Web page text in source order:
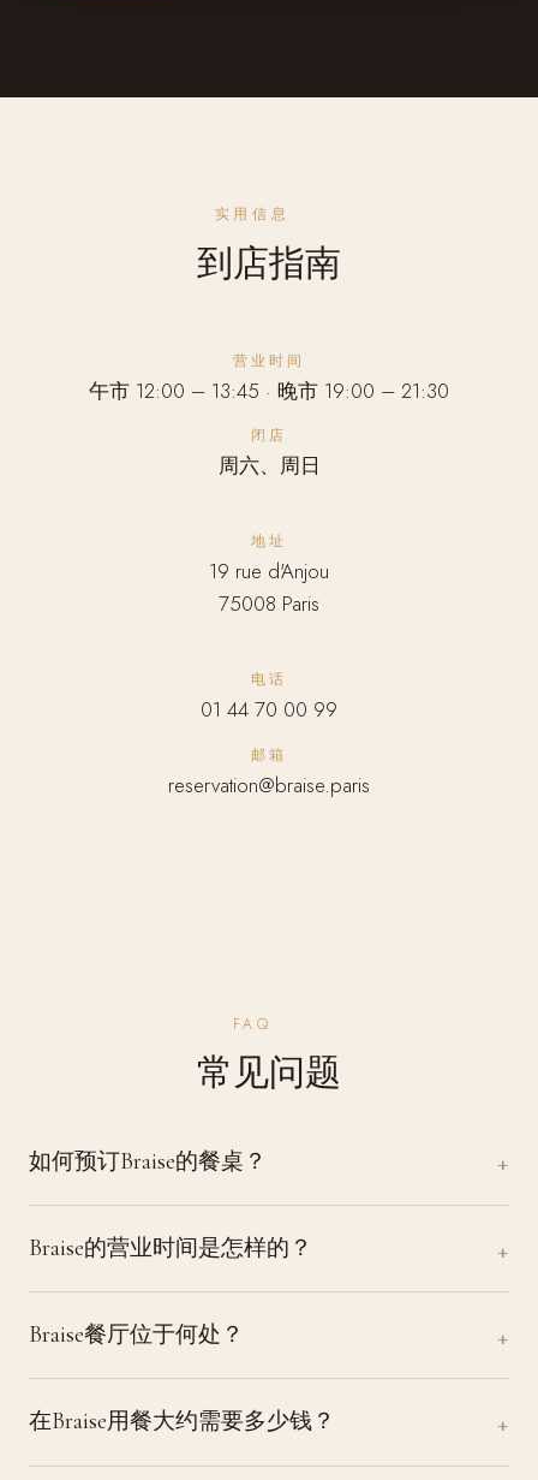
实用信息
到店指南
营业时间
午市 12:00 – 13:45 · 晚市 19:00 – 21:30
闭店
周六、周日
地址
19 rue d'Anjou
75008 Paris
电话
01 44 70 00 99
邮箱
reservation@braise.paris
FAQ
常见问题
如何预订Braise的餐桌？
Braise的营业时间是怎样的？
Braise餐厅位于何处？
在Braise用餐大约需要多少钱？